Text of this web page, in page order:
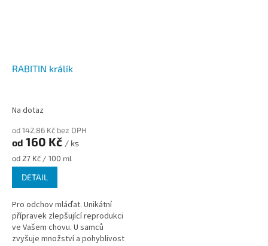
RABITIN králík
Na dotaz
od 142,86 Kč bez DPH
od 160 Kč / ks
Měrná
cena:
od 27 Kč / 100 ml
DETAIL
Pro odchov mláďat. Unikátní
přípravek zlepšující reprodukci
ve Vašem chovu. U samců
zvyšuje množství a pohyblivost